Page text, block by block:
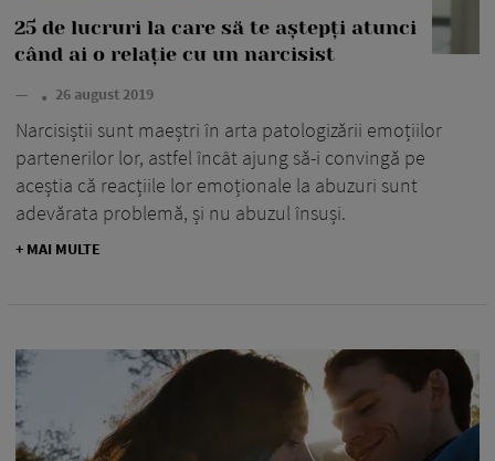
25 de lucruri la care să te aștepți atunci
când ai o relație cu un narcisist
— 26 august 2019
Narcisiștii sunt maeștri în arta patologizării emoțiilor
partenerilor lor, astfel încât ajung să-i convingă pe
aceștia că reacțiile lor emoționale la abuzuri sunt
adevărata problemă, și nu abuzul însuși.
+ MAI MULTE